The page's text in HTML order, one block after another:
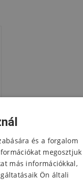
és a forgalom
megosztjuk
más információkkal,
Ön általi